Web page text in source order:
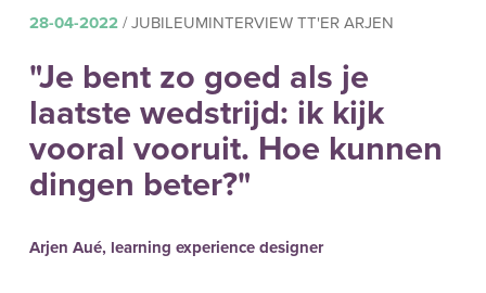
28-04-2022 / JUBILEUMINTERVIEW TT'ER ARJEN
"Je bent zo goed als je
laatste wedstrijd: ik kijk
vooral vooruit. Hoe kunnen
dingen beter?"
Arjen Aué, learning experience designer